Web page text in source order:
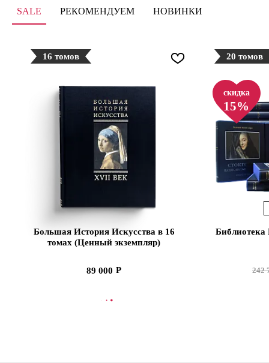
SALE РЕКОМЕНДУЕМ НОВИНКИ
16 томов
Большая История Искусства в 16
томах (Ценный экземпляр)
89 000
В КОРЗИНУ
20 томов
скидка
15%
Библиотека
242